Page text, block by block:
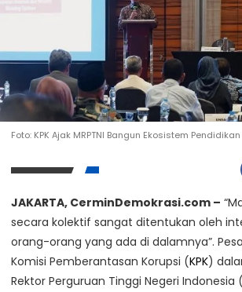
Foto: KPK Ajak MRPTNI Bangun Ekosistem
JAKARTA, CerminDemokrasi.com –
secara kolektif sangat ditentukan oleh
orang-orang yang ada di dalamnya”.
Komisi Pemberantasan Korupsi (KPK)
Rektor Perguruan Tinggi Negeri Indonesia (
Kunjungi Website Resmi
Kepala BNPB Pastikan Bantuan
Penanganan Darurat Untuk Warga
Tanah Longsor Jepara
Sabtu, 17 Januari 2026